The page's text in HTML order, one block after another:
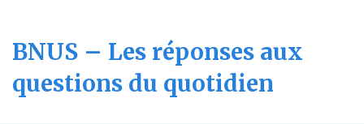
BNUS – Les réponses aux
questions du quotidien